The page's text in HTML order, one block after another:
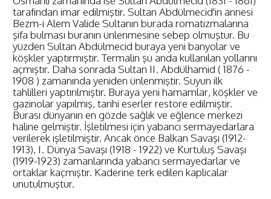
tarafından imar edilmiştir. Sultan Abdülmecid'in annesi
Bezm-i Alem Valide Sultanın burada romatizmalarına
şifa bulması buranın ünlenmesine sebep olmuştur. Bu
yüzden Sultan Abdülmecid buraya yeni banyolar ve
köşkler yaptırmıştır. Termalin şu anda kullanılan yollarını
açmıştır. Daha sonrada Sultan II. Abdülhamid ( 1876 -
1908 ) zamanında yeniden ünlenmiştir. Suyun ilk
tahlilleri yaptırılmıştır. Buraya yeni hamamlar, köşkler ve
gazinolar yapılmış, tarihi eserler restore edilmiştir.
Burası dünyanın en gözde sağlık ve eğlence merkezi
haline gelmiştir. İşletilmesi için yabancı sermayedarlara
verilerek işletilmiştir. Ancak önce Balkan Savaşı (1912-
1913), I. Dünya Savaşı (1918 - 1922) ve Kurtuluş Savaşı
(1919-1923) zamanlarında yabancı sermayedarlar ve
ortaklar kaçmıştır. Kaderine terk edilen kaplıcalar
unutulmuştur.